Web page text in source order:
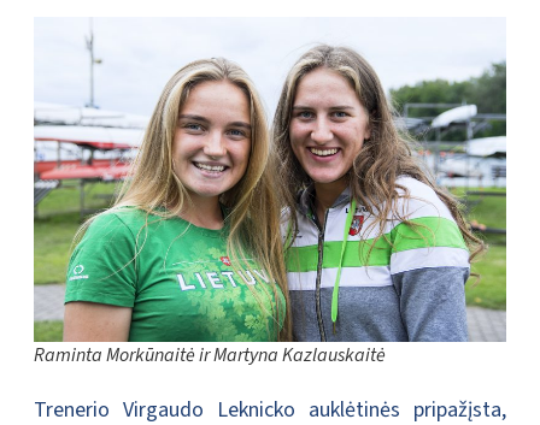
Raminta Morkūnaitė ir Martyna Kazlauskaitė
Trenerio Virgaudo Leknicko auklėtinės pripažįsta,